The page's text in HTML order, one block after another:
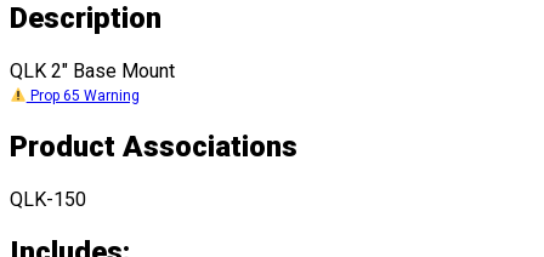
Description
QLK 2" Base Mount
Prop 65 Warning
Product Associations
QLK-150